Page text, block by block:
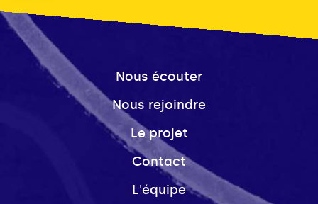
Nous écouter
Nous rejoindre
Le projet
Contact
L'équipe